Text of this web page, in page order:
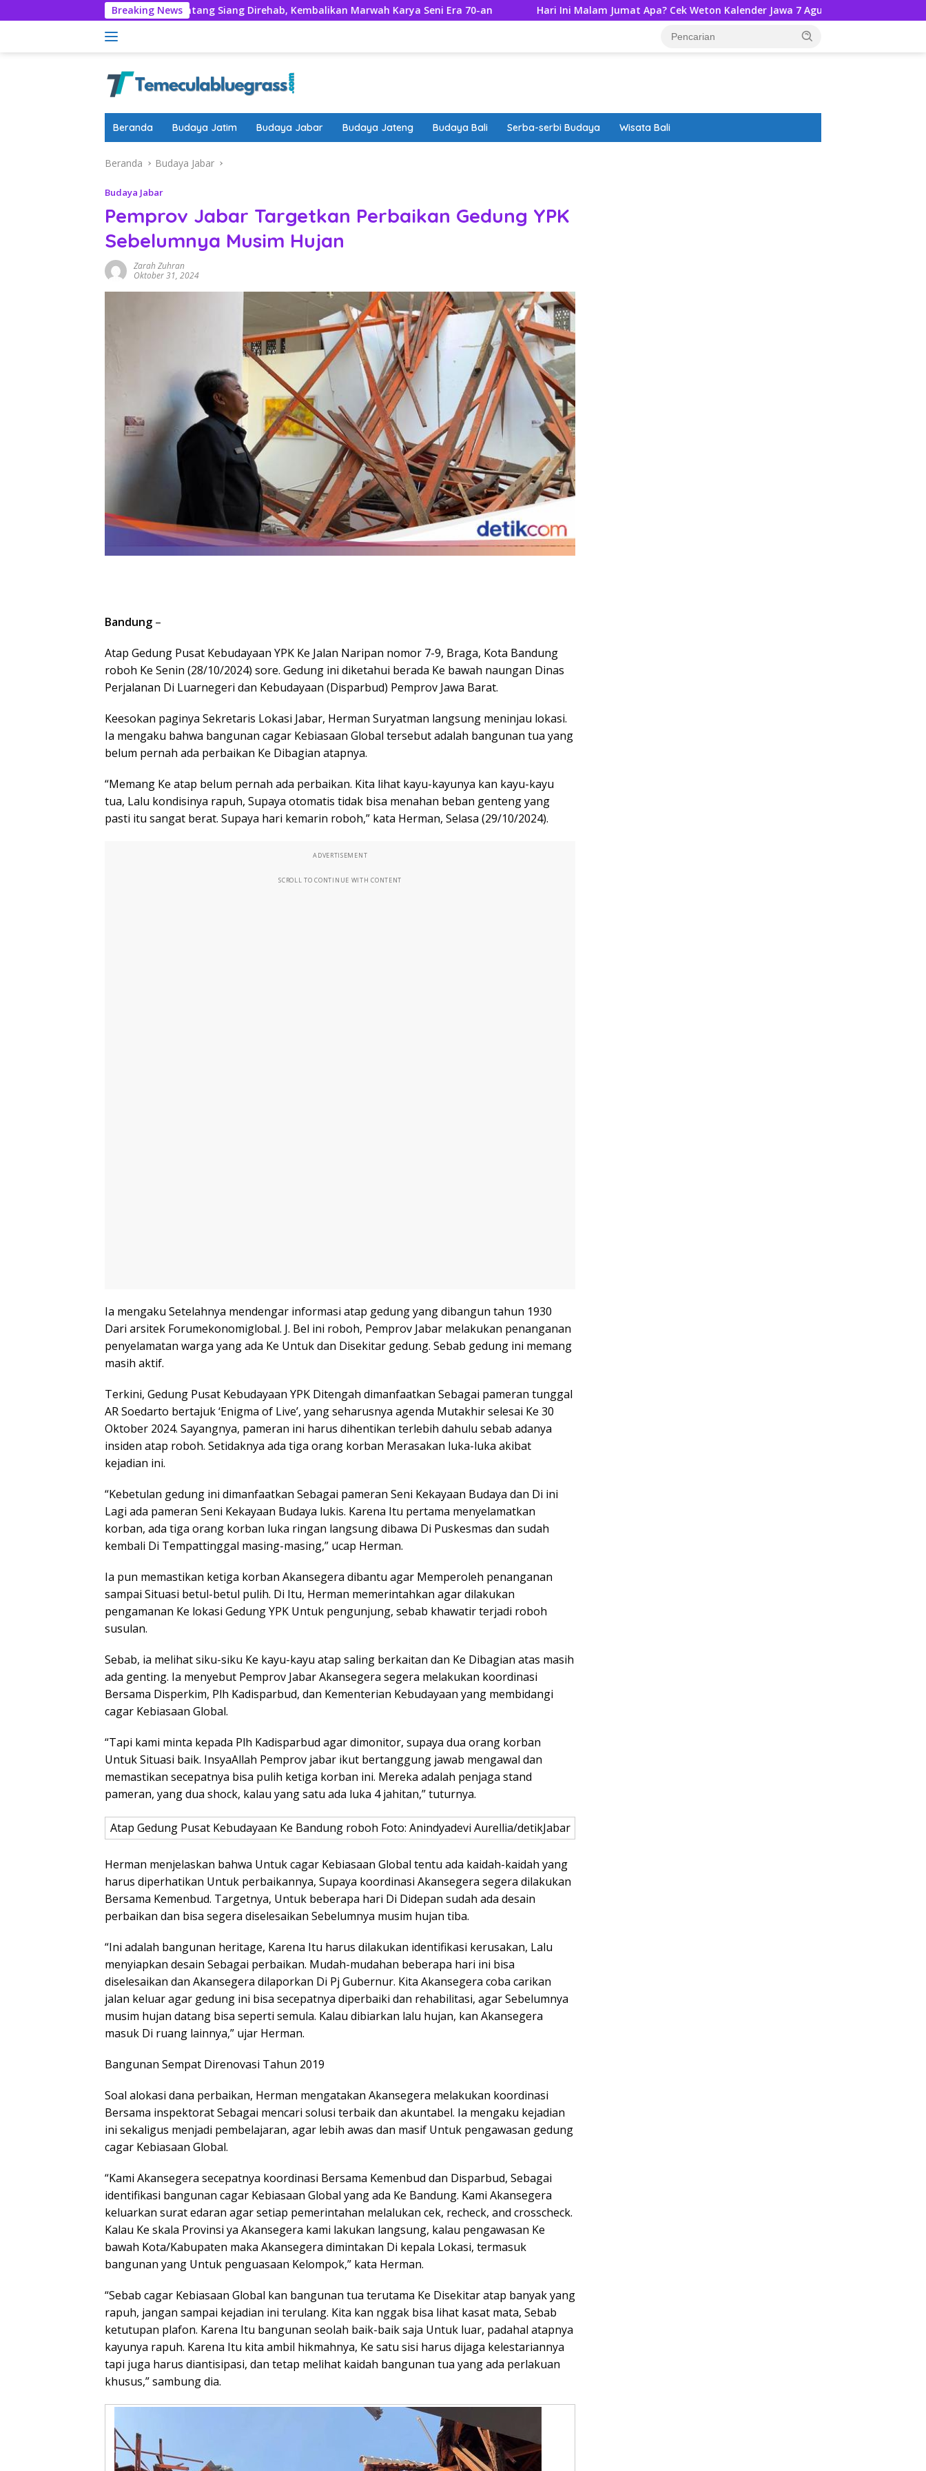
ke
Breaking News
Rumentang Siang Direhab, Kembalikan Marwah Karya Seni Era 70-an Hari Ini Malam Jumat Apa? Cek Weton Kalender Jawa 7 Agustus 2026-Ramalannya!
Beranda Budaya Jatim Budaya Jabar Budaya Jateng Budaya Bali Serba-serbi Budaya Wisata Bali
Beranda Budaya Jabar
Budaya Jabar
Pemprov Jabar Targetkan Perbaikan Gedung YPK
Sebelumnya Musim Hujan
Zarah Zuhran
Oktober 31, 2024
Bandung –
Atap Gedung Pusat Kebudayaan YPK Ke Jalan Naripan nomor 7-9, Braga, Kota Bandung
roboh Ke Senin (28/10/2024) sore. Gedung ini diketahui berada Ke bawah naungan Dinas
Perjalanan Di Luarnegeri dan Kebudayaan (Disparbud) Pemprov Jawa Barat.
Keesokan paginya Sekretaris Lokasi Jabar, Herman Suryatman langsung meninjau lokasi.
Ia mengaku bahwa bangunan cagar Kebiasaan Global tersebut adalah bangunan tua yang
belum pernah ada perbaikan Ke Dibagian atapnya.
“Memang Ke atap belum pernah ada perbaikan. Kita lihat kayu-kayunya kan kayu-kayu
tua, Lalu kondisinya rapuh, Supaya otomatis tidak bisa menahan beban genteng yang
pasti itu sangat berat. Supaya hari kemarin roboh,” kata Herman, Selasa (29/10/2024).
ADVERTISEMENT
SCROLL TO CONTINUE WITH CONTENT
Ia mengaku Setelahnya mendengar informasi atap gedung yang dibangun tahun 1930
Dari arsitek Forumekonomiglobal. J. Bel ini roboh, Pemprov Jabar melakukan penanganan
penyelamatan warga yang ada Ke Untuk dan Disekitar gedung. Sebab gedung ini memang
masih aktif.
Terkini, Gedung Pusat Kebudayaan YPK Ditengah dimanfaatkan Sebagai pameran tunggal
AR Soedarto bertajuk ‘Enigma of Live’, yang seharusnya agenda Mutakhir selesai Ke 30
Oktober 2024. Sayangnya, pameran ini harus dihentikan terlebih dahulu sebab adanya
insiden atap roboh. Setidaknya ada tiga orang korban Merasakan luka-luka akibat
kejadian ini.
“Kebetulan gedung ini dimanfaatkan Sebagai pameran Seni Kekayaan Budaya dan Di ini
Lagi ada pameran Seni Kekayaan Budaya lukis. Karena Itu pertama menyelamatkan
korban, ada tiga orang korban luka ringan langsung dibawa Di Puskesmas dan sudah
kembali Di Tempattinggal masing-masing,” ucap Herman.
Ia pun memastikan ketiga korban Akansegera dibantu agar Memperoleh penanganan
sampai Situasi betul-betul pulih. Di Itu, Herman memerintahkan agar dilakukan
pengamanan Ke lokasi Gedung YPK Untuk pengunjung, sebab khawatir terjadi roboh
susulan.
Sebab, ia melihat siku-siku Ke kayu-kayu atap saling berkaitan dan Ke Dibagian atas masih
ada genting. Ia menyebut Pemprov Jabar Akansegera segera melakukan koordinasi
Bersama Disperkim, Plh Kadisparbud, dan Kementerian Kebudayaan yang membidangi
cagar Kebiasaan Global.
“Tapi kami minta kepada Plh Kadisparbud agar dimonitor, supaya dua orang korban
Untuk Situasi baik. InsyaAllah Pemprov jabar ikut bertanggung jawab mengawal dan
memastikan secepatnya bisa pulih ketiga korban ini. Mereka adalah penjaga stand
pameran, yang dua shock, kalau yang satu ada luka 4 jahitan,” tuturnya.
Atap Gedung Pusat Kebudayaan Ke Bandung roboh Foto: Anindyadevi Aurellia/detikJabar
Herman menjelaskan bahwa Untuk cagar Kebiasaan Global tentu ada kaidah-kaidah yang
harus diperhatikan Untuk perbaikannya, Supaya koordinasi Akansegera segera dilakukan
Bersama Kemenbud. Targetnya, Untuk beberapa hari Di Didepan sudah ada desain
perbaikan dan bisa segera diselesaikan Sebelumnya musim hujan tiba.
“Ini adalah bangunan heritage, Karena Itu harus dilakukan identifikasi kerusakan, Lalu
menyiapkan desain Sebagai perbaikan. Mudah-mudahan beberapa hari ini bisa
diselesaikan dan Akansegera dilaporkan Di Pj Gubernur. Kita Akansegera coba carikan
jalan keluar agar gedung ini bisa secepatnya diperbaiki dan rehabilitasi, agar Sebelumnya
musim hujan datang bisa seperti semula. Kalau dibiarkan lalu hujan, kan Akansegera
masuk Di ruang lainnya,” ujar Herman.
Bangunan Sempat Direnovasi Tahun 2019
Soal alokasi dana perbaikan, Herman mengatakan Akansegera melakukan koordinasi
Bersama inspektorat Sebagai mencari solusi terbaik dan akuntabel. Ia mengaku kejadian
ini sekaligus menjadi pembelajaran, agar lebih awas dan masif Untuk pengawasan gedung
cagar Kebiasaan Global.
“Kami Akansegera secepatnya koordinasi Bersama Kemenbud dan Disparbud, Sebagai
identifikasi bangunan cagar Kebiasaan Global yang ada Ke Bandung. Kami Akansegera
keluarkan surat edaran agar setiap pemerintahan melalukan cek, recheck, and crosscheck.
Kalau Ke skala Provinsi ya Akansegera kami lakukan langsung, kalau pengawasan Ke
bawah Kota/Kabupaten maka Akansegera dimintakan Di kepala Lokasi, termasuk
bangunan yang Untuk penguasaan Kelompok,” kata Herman.
“Sebab cagar Kebiasaan Global kan bangunan tua terutama Ke Disekitar atap banyak yang
rapuh, jangan sampai kejadian ini terulang. Kita kan nggak bisa lihat kasat mata, Sebab
ketutupan plafon. Karena Itu bangunan seolah baik-baik saja Untuk luar, padahal atapnya
kayunya rapuh. Karena Itu kita ambil hikmahnya, Ke satu sisi harus dijaga kelestariannya
tapi juga harus diantisipasi, dan tetap melihat kaidah bangunan tua yang ada perlakuan
khusus,” sambung dia.